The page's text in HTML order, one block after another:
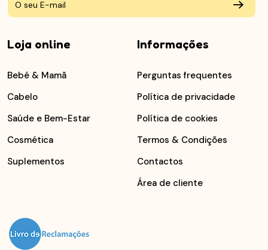
Loja online
Bebé & Mamã
Cabelo
Saúde e Bem-Estar
Cosmética
Suplementos
Informações
Perguntas frequentes
Política de privacidade
Política de cookies
Termos & Condições
Contactos
Área de cliente